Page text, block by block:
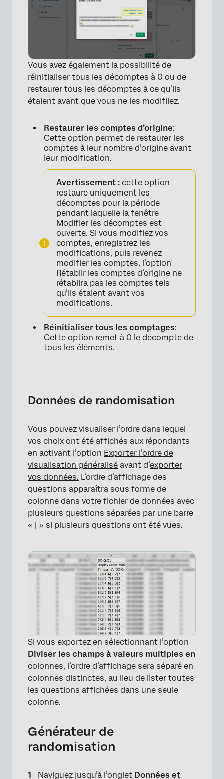
×
×
Vous avez également la possibilité de
réinitialiser tous les décomptes à 0 ou de
restaurer tous les décomptes à ce qu’ils
étaient avant que vous ne les modifiiez.
Restaurer les comptes d’origine:
Cette option permet de restaurer les
comptes à leur nombre d’origine avant
leur modification.
Avertissement : cette option
restaure uniquement les
décomptes pour la période
pendant laquelle la fenêtre
Modifier les décomptes est
ouverte. Si vous modifiez vos
comptes, enregistrez les
modifications, puis revenez
modifier les comptes, l’option
Rétablir les comptes d’origine ne
rétablira pas les comptes tels
qu’ils étaient avant vos
modifications.
Réinitialiser tous les comptages:
Cette option remet à 0 le décompte de
tous les éléments.
Données de randomisation
Vous pouvez visualiser l’ordre dans lequel
vos choix ont été affichés aux répondants
en activant l’option Exporter l’ordre de
visualisation généralisé avant d’exporter
vos données. L’ordre d’affichage des
questions apparaîtra sous forme de
colonne dans votre fichier de données avec
plusieurs questions séparées par une barre
« | » si plusieurs questions ont été vues.
Si vous exportez en sélectionnant l’option
Diviser les champs à valeurs multiples en
colonnes, l’ordre d’affichage sera séparé en
colonnes distinctes, au lieu de lister toutes
les questions affichées dans une seule
colonne.
Générateur de
randomisation
Naviguez jusqu’à l’onglet Données et